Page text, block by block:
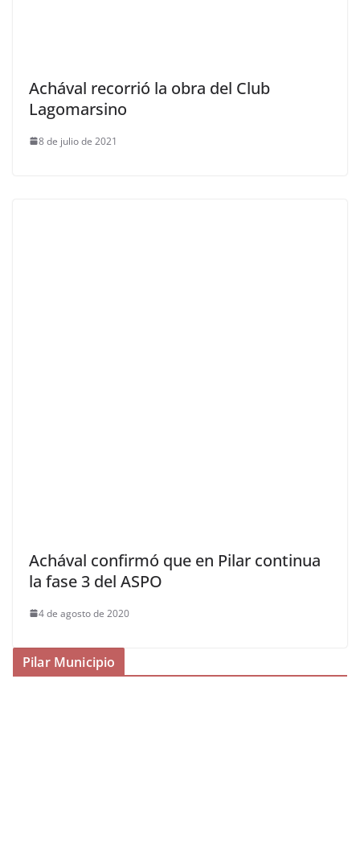
Achával recorrió la obra del Club
Lagomarsino
8 de julio de 2021
Achával confirmó que en Pilar continua
la fase 3 del ASPO
4 de agosto de 2020
Pilar Municipio